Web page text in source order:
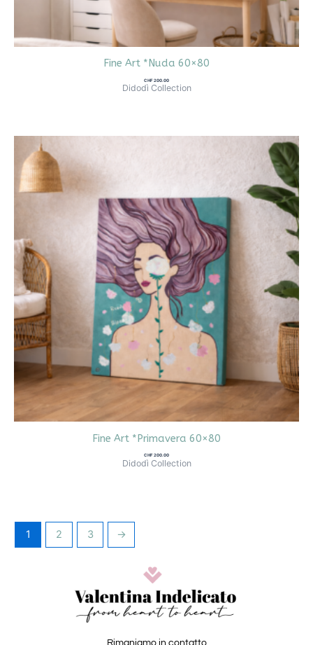
Fine Art *Nuda 60×80
CHF 200.00
Didodì Collection
Fine Art *Primavera 60×80
CHF 200.00
Didodì Collection
1 2 3 →
Rimaniamo in contatto